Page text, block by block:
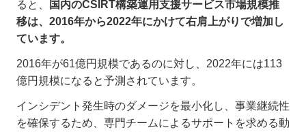
ると、
国内のCSIRT構築運用支援サービス市場規模推
移は、2016年から2022年にかけて右肩上がりで増加し
ています。
2016年が61億円規模であるのに対し、2022年には113
億円規模になると予測されています。
インシデント発生時のダメージを最小化し、事業継続性
を確保するため、専門チームによるサポートを求める動